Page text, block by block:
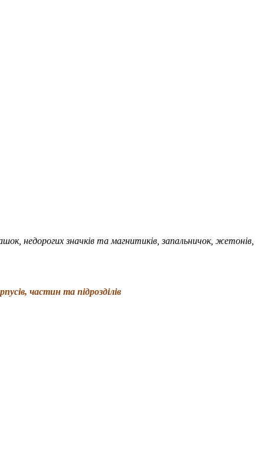
недорогих значків та магнитиків, запальничок, жетонів,
частин та підрозділів